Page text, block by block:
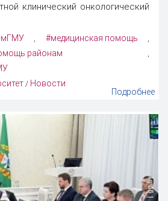
клинический онкологический
, #медицинская помощь ,
районам ,
/ Новости
Подробнее